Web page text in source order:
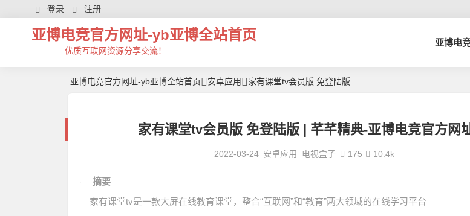
登录 注册
亚博电竞官方网址-yb亚博全站首页
优质互联网资源分享交流！
亚博电
亚博电竞官方网址-yb亚博全站首页 安卓应用 家有课堂tv会员版 免登陆版
家有课堂tv会员版 免登陆版 | 芊芊精典-亚博电竞官方网
2022-03-24 安卓应用 电视盒子 175 10.4k
摘要
家有课堂tv是一款大屏在线教育课堂，整合“互联网”和“教育”两大领域的在线学习平台